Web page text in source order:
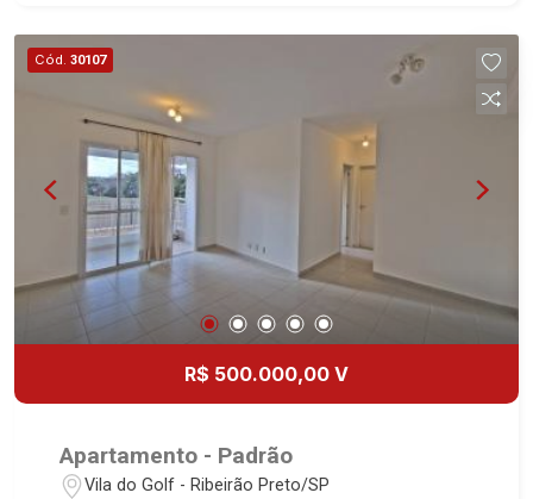
Cód. 30107
R$ 500.000,00 V
Apartamento - Padrão
Vila do Golf - Ribeirão Preto/SP